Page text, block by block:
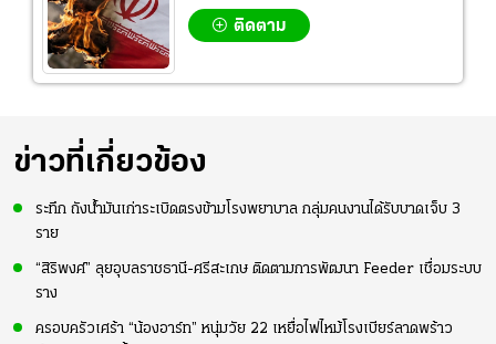
ติดตาม
ข่าวที่เกี่ยวข้อง
ระทึก ถังน้ำมันเก่าระเบิดตรงข้ามโรงพยาบาล กลุ่มคนงานได้รับบาดเจ็บ 3
ราย
“สิริพงศ์” ลุยอุบลราชธานี-ศรีสะเกษ ติดตามการพัฒนา Feeder เชื่อมระบบ
ราง
ครอบครัวเศร้า “น้องอาร์ท” หนุ่มวัย 22 เหยื่อไฟไหม้โรงเบียร์ลาดพร้าว